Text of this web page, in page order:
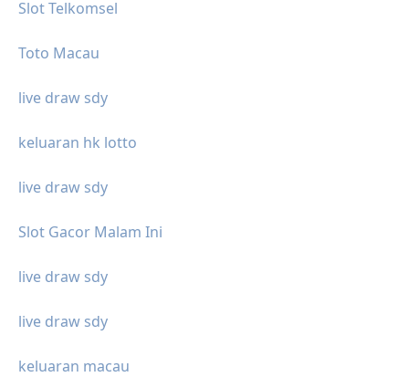
Slot Telkomsel
Toto Macau
live draw sdy
keluaran hk lotto
live draw sdy
Slot Gacor Malam Ini
live draw sdy
live draw sdy
keluaran macau